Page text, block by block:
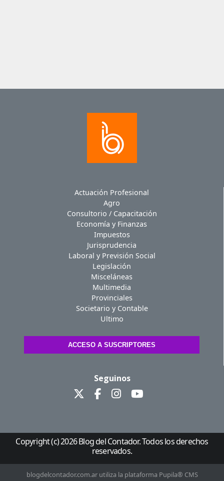
Actuación Profesional
Agro
Consultorio / Capacitación
Economía y Finanzas
Impuestos
Jurisprudencia
Laboral y Previsión Social
Legislación
Misceláneas
Multimedia
Provinciales
Societario y Contable
Ultimo
ACCESO A SUSCRIPTORES
Seguinos
Copyright (c) 2026 Blog del Contador. Todos los derechos
reservados.
blogdelcontador.com.ar utiliza la plataforma Pupila® CMS